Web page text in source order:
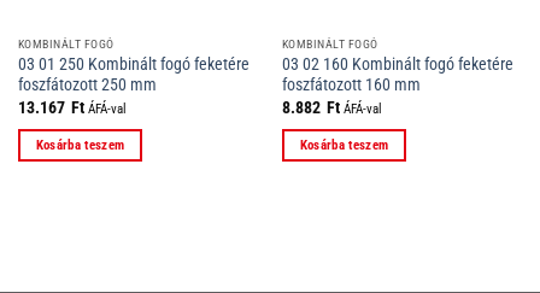
KOMBINÁLT FOGÓ
03 01 250 Kombinált fogó feketére
foszfátozott 250 mm
13.167 Ft ÁFÁ-val
Kosárba teszem
KOMBINÁLT FOGÓ
03 02 160 Kombinált fogó feketére
foszfátozott 160 mm
8.882 Ft ÁFÁ-val
Kosárba teszem